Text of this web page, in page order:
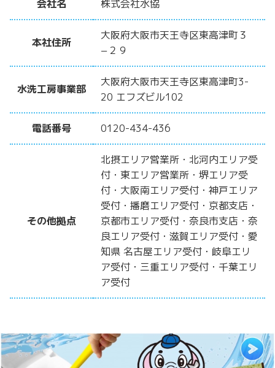
会社名 株式会社水協
本社住所
大阪府大阪市天王寺区東高津町３
−２９
水洗工房事業部
大阪府大阪市天王寺区東高津町3-
20 エフズビル102
電話番号 0120-434-436
その他拠点
北摂エリア営業所・北河内エリア受
付・東エリア営業所・堺エリア受
付・大阪南エリア受付・神戸エリア
受付・播磨エリア受付・京都支店・
京都市エリア受付・奈良市支店・奈
良エリア受付・滋賀エリア受付・愛
知県 名古屋エリア受付・岐阜エリ
ア受付・三重エリア受付・千葉エリ
ア受付